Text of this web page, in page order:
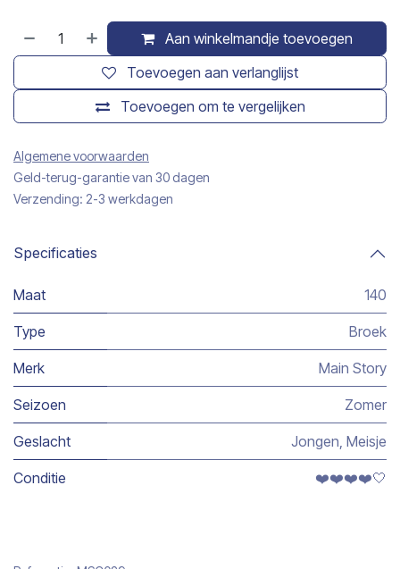
Aan winkelmandje toevoegen
Toevoegen om te vergelijken
Toevoegen aan verlanglijst
Algemene voorwaarden
Geld-terug-garantie van 30 dagen
Verzending: 2-3 werkdagen
Specificaties
Maat 140
Type Broek
Merk Main Story
Seizoen Zomer
Geslacht Jongen Meisje
Conditie ❤️❤️❤️❤️🤍